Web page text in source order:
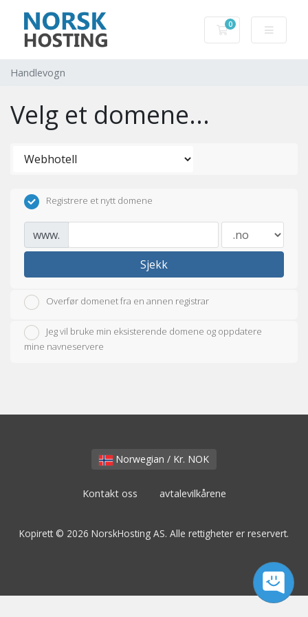
0
Handlevogn
Handlevogn
Velg et domene...
Registrere et nytt domene
www.
Sjekk
Overfør domenet fra en annen registrar
Jeg vil bruke min eksisterende domene og oppdatere
mine navneservere
Norwegian / Kr. NOK
Kontakt oss avtalevilkårene
Kopirett © 2026 NorskHosting AS. Alle rettigheter er reservert.